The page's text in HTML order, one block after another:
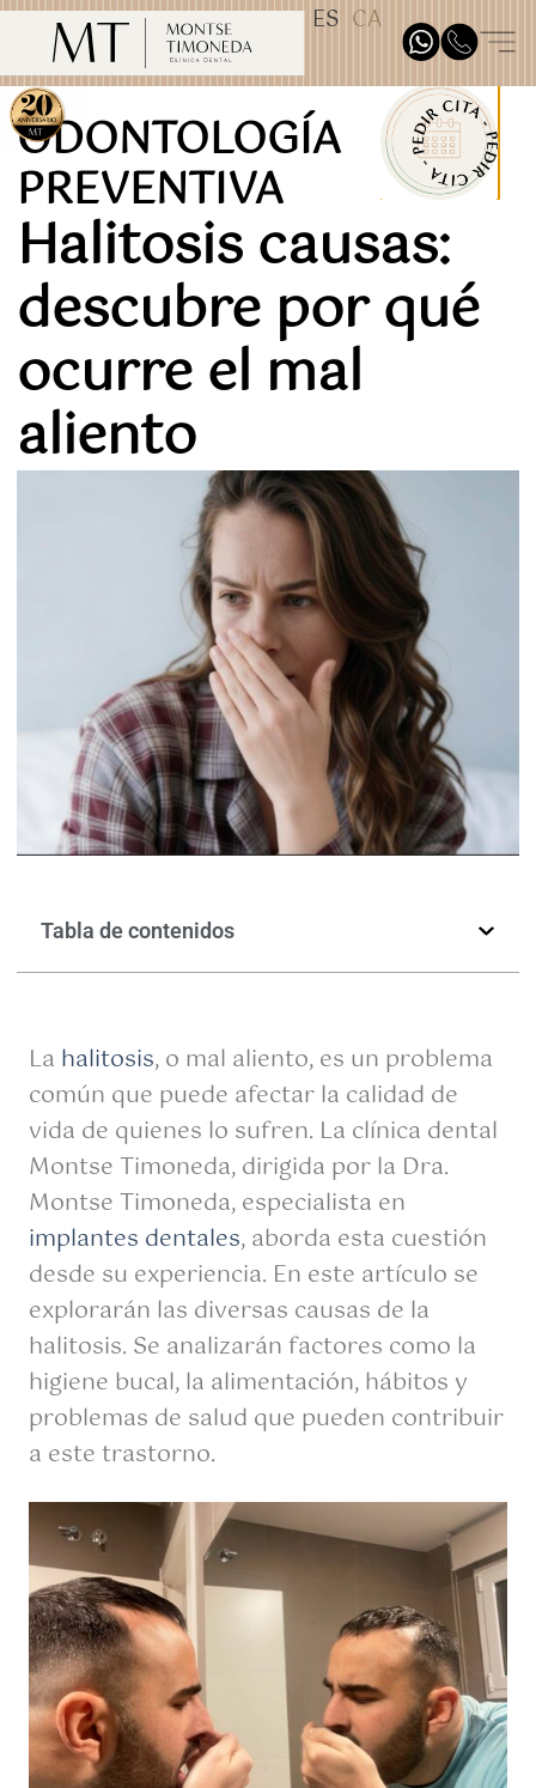
TEST31887 ES CA
ODONTOLOGÍA
PREVENTIVA
Halitosis causas:
descubre por qué
ocurre el mal
aliento
Tabla de contenidos
La halitosis, o mal aliento, es un problema
común que puede afectar la calidad de
vida de quienes lo sufren. La clínica dental
Montse Timoneda, dirigida por la Dra.
Montse Timoneda, especialista en
implantes dentales, aborda esta cuestión
desde su experiencia. En este artículo se
explorarán las diversas causas de la
halitosis. Se analizarán factores como la
higiene bucal, la alimentación, hábitos y
problemas de salud que pueden contribuir
a este trastorno.